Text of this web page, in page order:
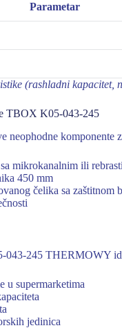
Parametar
(rashladni
TBOX K05-043-245
neophodne komponente
mikrokanalnim ili
450 mm
čelika sa zaštitnom
245 THERMOWY
u supermarketima
jedinica